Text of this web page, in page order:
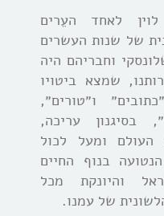
לאחד העֵרים
של שנות העשרים
וחבריהם היה
שמצא ביטויו
ו״טורים״,
בסיגנון עריכה,
העולם ומעל לכול
בנוף החיים
והיונקת מכל
של עמנו.